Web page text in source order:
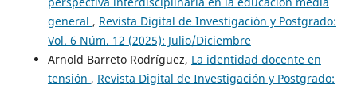
general , Revista Digital de Investigación y Postgrado:
Vol. 6 Núm. 12 (2025): Julio/Diciembre
Arnold Barreto Rodríguez, La identidad docente en
tensión , Revista Digital de Investigación y Postgrado: